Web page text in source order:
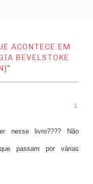
ACONTECE EM
BEVELSTOKE
nesse livro???? Não
passam por várias